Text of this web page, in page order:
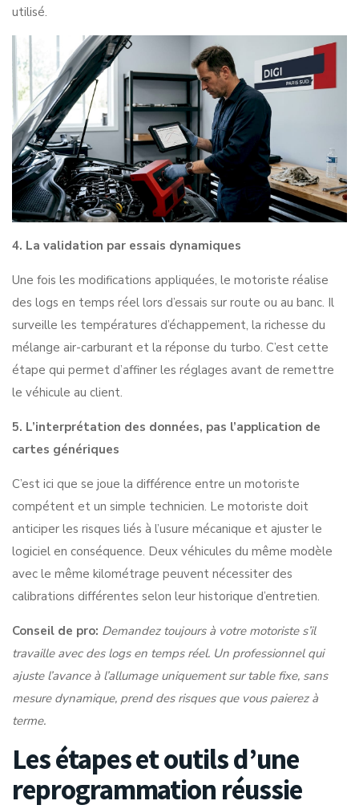
utilisé.
4. La validation par essais dynamiques
Une fois les modifications appliquées, le motoriste réalise
des logs en temps réel lors d’essais sur route ou au banc. Il
surveille les températures d’échappement, la richesse du
mélange air-carburant et la réponse du turbo. C’est cette
étape qui permet d’affiner les réglages avant de remettre
le véhicule au client.
5. L’interprétation des données, pas l’application de
cartes génériques
C’est ici que se joue la différence entre un motoriste
compétent et un simple technicien. Le motoriste doit
anticiper les risques liés à l’usure mécanique et ajuster le
logiciel en conséquence. Deux véhicules du même modèle
avec le même kilométrage peuvent nécessiter des
calibrations différentes selon leur historique d’entretien.
Conseil de pro: Demandez toujours à votre motoriste s’il
travaille avec des logs en temps réel. Un professionnel qui
ajuste l’avance à l’allumage uniquement sur table fixe, sans
mesure dynamique, prend des risques que vous paierez à
terme.
Les étapes et outils d’une
reprogrammation réussie